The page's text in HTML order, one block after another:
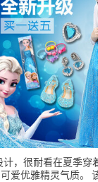
，很耐看在夏季
爱优雅精灵气质。